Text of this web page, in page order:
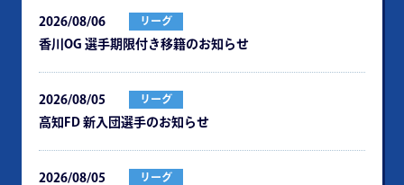
2026/08/06 リーグ
⾹川OG 選⼿期限付き移籍のお知らせ
2026/08/05 リーグ
⾼知FD 新⼊団選⼿のお知らせ
2026/08/05 リーグ